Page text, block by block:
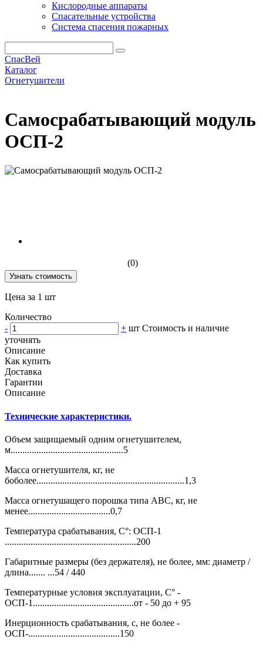
Кислородные аппараты
Спасательные устройства
Система спасения пожарных
СпасВей
Каталог
Огнетушители
Самосрабатывающий модуль
ОСП-2
(0)
Узнать стоимость
Цена за 1 шт
Количество
-
+ шт Стоимость и наличие
уточнять
Описание
Как купить
Доставка
Гарантии
Описание
Технические характеристики.
Объем защищаемый одним огнетушителем,
м................................................5
Масса огнетушителя, кг, не
боболее...............................................................1,3
Масса огнетушащего порошка типа АВС, кг, не
менее...................................0,7
Температура срабатывания, С°: ОСП-1
........................................................200
Габаритные размеры (без держателя), не более, мм: диаметр /
длина....... ...54 / 440
Температурные условия эксплуатации, С° -
ОСП-1...........................................от - 50 до + 95
Инерционность срабатывания, с, не более -
ОСП-.......................................150